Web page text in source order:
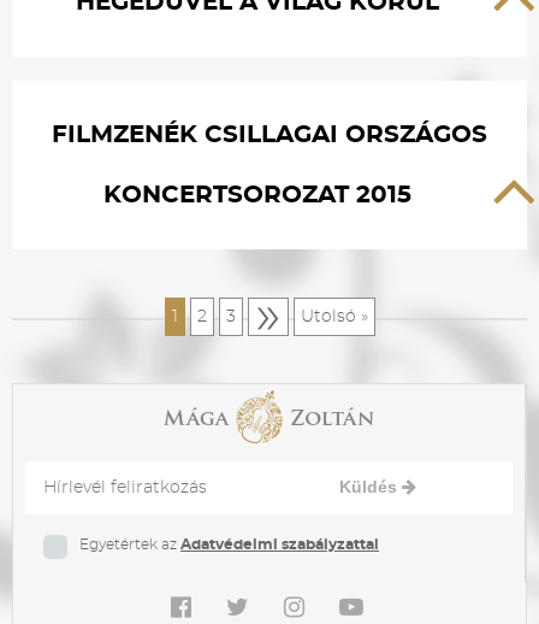
FILMZENÉK CSILLAGAI ORSZÁGOS
KONCERTSOROZAT 2015
2 3 » Utolsó »
Küldés
Egyetértek az Adatvédelmi szabályzattal